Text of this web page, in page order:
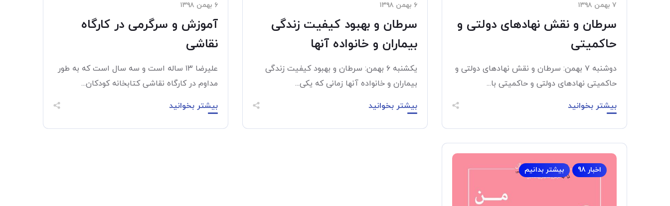
۷ بهمن ۱۳۹۸
سرطان و نقش نهادهای دولتی و
حاکمیتی
دوشنبه ۷ بهمن: سرطان و نقش نهادهای دولتی و
حاکمیتی نهادهای دولتی و حاکمیتی با...
بیشتر بخوانید
۶ بهمن ۱۳۹۸
سرطان و بهبود کیفیت زندگی
بیماران و خانواده آنها
یکشنبه ۶ بهمن: سرطان و بهبود کیفیت زندگی
بیماران و خانواده آنها زمانی که یکی...
بیشتر بخوانید
۶ بهمن ۱۳۹۸
آموزش و سرگرمی در کارگاه
نقاشی
علیرضا ۱۳ ساله است و سه سال است که به طور
مداوم در کارگاه نقاشی کتابخانه کودکان...
بیشتر بخوانید
اخبار 98 بیشتر بدانیم